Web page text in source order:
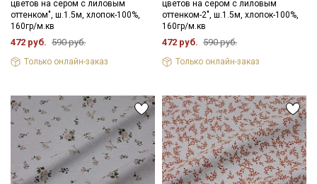
цветов на сером с лиловым
оттенком", ш.1.5м, хлопок-100%,
160гр/м.кв
472 руб. 590 руб.
Только онлайн-заказ
цветов на сером с лиловым
оттенком-2", ш.1.5м, хлопок-100%,
160гр/м.кв
472 руб. 590 руб.
Только онлайн-заказ